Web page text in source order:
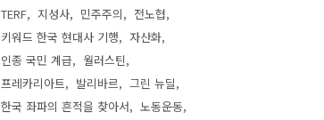
TERF
지성사 민주주의
전노협
키워드 한국 현대사 기행
자산화
인종 국민 계급
월러스틴
프레카리아트
발리바르
그린 뉴딜
한국 좌파의 흔적을 찾아서
노동운동